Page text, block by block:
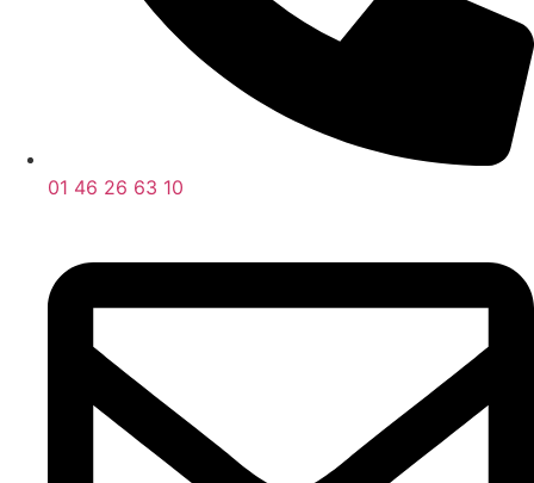
01 46 26 63 10